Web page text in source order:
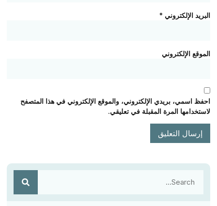
البريد الإلكتروني *
الموقع الإلكتروني
احفظ اسمي، بريدي الإلكتروني، والموقع الإلكتروني في هذا المتصفح
لاستخدامها المرة المقبلة في تعليقي.